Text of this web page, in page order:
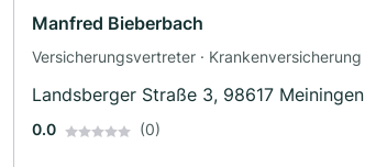
Manfred Bieberbach
Versicherungsvertreter · Krankenversicherung
Landsberger Straße 3, 98617 Meiningen
0.0 (0)